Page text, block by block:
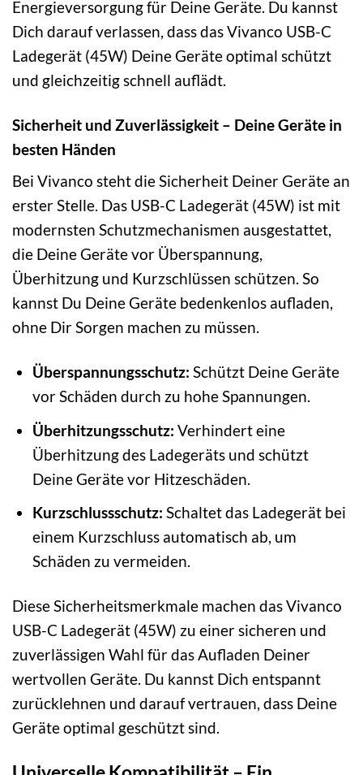
Energieversorgung für Deine Geräte. Du kannst
Dich darauf verlassen, dass das Vivanco USB-C
Ladegerät (45W) Deine Geräte optimal schützt
und gleichzeitig schnell auflädt.
Sicherheit und Zuverlässigkeit – Deine Geräte in
besten Händen
Bei Vivanco steht die Sicherheit Deiner Geräte an
erster Stelle. Das USB-C Ladegerät (45W) ist mit
modernsten Schutzmechanismen ausgestattet,
die Deine Geräte vor Überspannung,
Überhitzung und Kurzschlüssen schützen. So
kannst Du Deine Geräte bedenkenlos aufladen,
ohne Dir Sorgen machen zu müssen.
Überspannungsschutz: Schützt Deine Geräte
vor Schäden durch zu hohe Spannungen.
Überhitzungsschutz: Verhindert eine
Überhitzung des Ladegeräts und schützt
Deine Geräte vor Hitzeschäden.
Kurzschlussschutz: Schaltet das Ladegerät bei
einem Kurzschluss automatisch ab, um
Schäden zu vermeiden.
Diese Sicherheitsmerkmale machen das Vivanco
USB-C Ladegerät (45W) zu einer sicheren und
zuverlässigen Wahl für das Aufladen Deiner
wertvollen Geräte. Du kannst Dich entspannt
zurücklehnen und darauf vertrauen, dass Deine
Geräte optimal geschützt sind.